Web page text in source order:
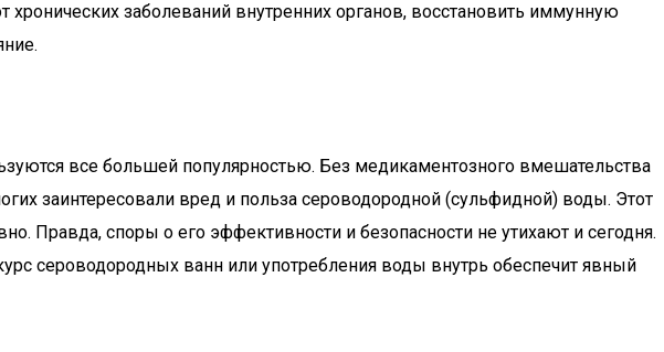
заболеваний внутренних органов, восстановить иммунную
все большей популярностью. Без медикаментозного вмешательства
заинтересовали вред и польза сероводородной (сульфидной) воды. Этот
Правда, споры о его эффективности и безопасности не утихают и сегодня.
сероводородных ванн или употребления воды внутрь обеспечит явный